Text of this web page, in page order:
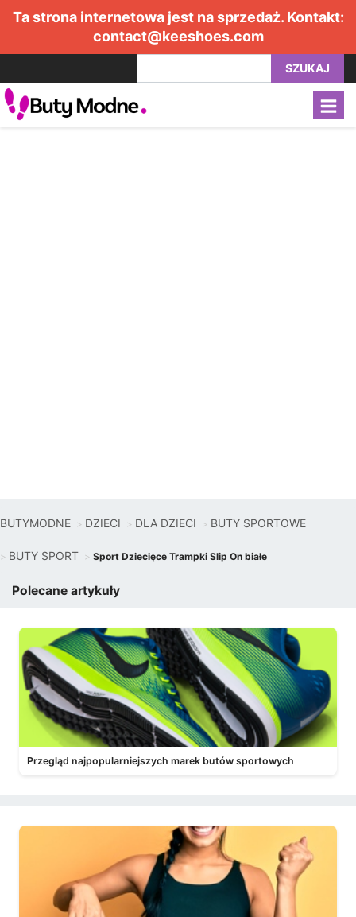
Ta strona internetowa jest na sprzedaż. Kontakt:
contact@keeshoes.com
SZUKAJ
BUTYMODNE DZIECI DLA DZIECI BUTY SPORTOWE
BUTY SPORT Sport Dziecięce Trampki Slip On białe
Polecane artykuły
Przegląd najpopularniejszych marek butów sportowych